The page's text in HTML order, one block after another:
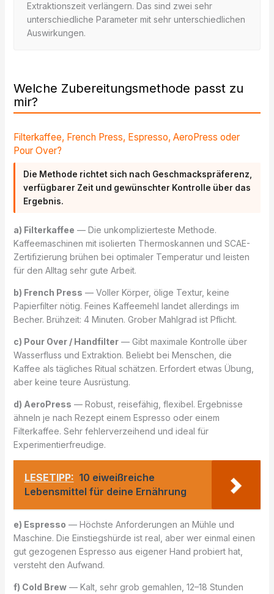
Extraktionszeit verlängern. Das sind zwei sehr
unterschiedliche Parameter mit sehr unterschiedlichen
Auswirkungen.
Welche Zubereitungsmethode passt zu
mir?
Filterkaffee, French Press, Espresso, AeroPress oder
Pour Over?
Die Methode richtet sich nach Geschmackspräferenz,
verfügbarer Zeit und gewünschter Kontrolle über das
Ergebnis.
a) Filterkaffee — Die unkomplizierteste Methode.
Kaffeemaschinen mit isolierten Thermoskannen und SCAE-
Zertifizierung brühen bei optimaler Temperatur und leisten
für den Alltag sehr gute Arbeit.
b) French Press — Voller Körper, ölige Textur, keine
Papierfilter nötig. Feines Kaffeemehl landet allerdings im
Becher. Brühzeit: 4 Minuten. Grober Mahlgrad ist Pflicht.
c) Pour Over / Handfilter— Gibt maximale Kontrolle über
Wasserfluss und Extraktion. Beliebt bei Menschen, die
Kaffee als tägliches Ritual schätzen. Erfordert etwas Übung,
aber keine teure Ausrüstung.
d) AeroPress — Robust, reisefähig, flexibel. Ergebnisse
ähneln je nach Rezept einem Espresso oder einem
Filterkaffee. Sehr fehlerverzeihend und ideal für
Experimentierfreudige.
LESETIPP: 10 eiweißreiche
Lebensmittel für deine Ernährung
e) Espresso — Höchste Anforderungen an Mühle und
Maschine. Die Einstiegshürde ist real, aber wer einmal einen
gut gezogenen Espresso aus eigener Hand probiert hat,
versteht den Aufwand.
f) Cold Brew— Kalt, sehr grob gemahlen, 12–18 Stunden